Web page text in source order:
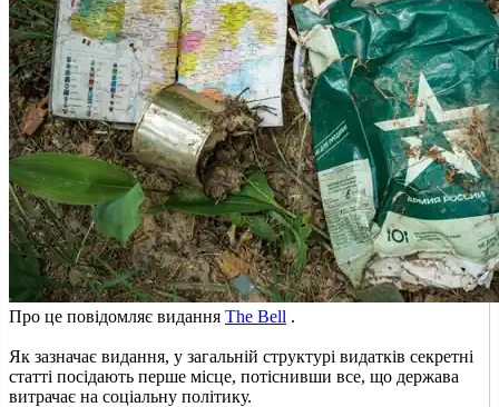
Про це повідомляє видання The Bell .
Як зазначає видання, у загальній структурі видатків секретні
статті посідають перше місце, потіснивши все, що держава
витрачає на соціальну політику.